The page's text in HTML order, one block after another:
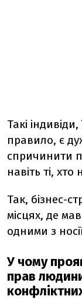
Такі індивіди,
правило, є
спричинити
навіть ті,
Так, бізнес-
місцях, де
одними з
У чому
прав